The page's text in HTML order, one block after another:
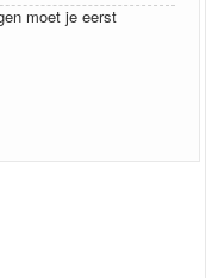
moet je eerst